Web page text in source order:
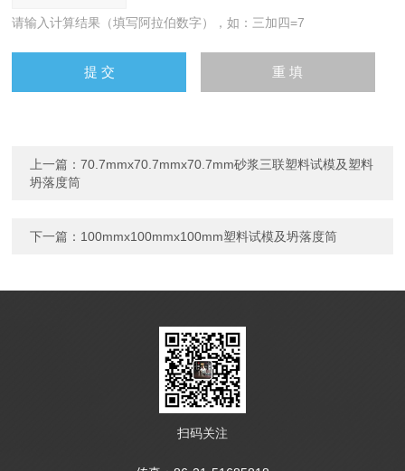
请输入计算结果（填写阿拉伯数字），如：三加四=7
上一篇：70.7mmx70.7mmx70.7mm砂浆三联塑料试模及塑料
坍落度筒
下一篇： 100mmx100mmx100mm塑料试模及坍落度筒
扫码关注